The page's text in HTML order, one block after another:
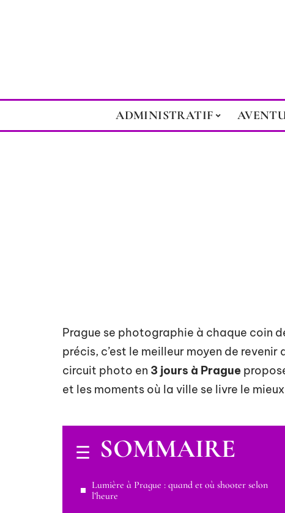
ADMINISTRATIF
Prague se photographie à chaque coin
précis, c’est le meilleur moyen de
circuit photo en 3 jours à Prague
et les moments où la ville se livre le
SOMMAIRE
Lumière à Prague : quand et où shooter selon
l’heure